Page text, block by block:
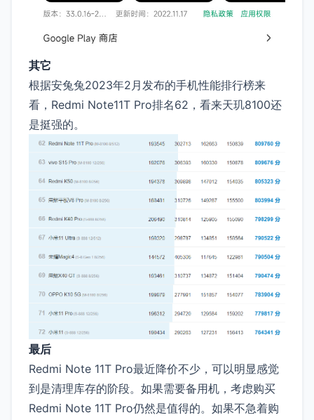
其它
根据安兔兔2023年2月发布的手机性能排行榜来
看，Redmi Note11T Pro排名62，看来天玑8100还
是挺强的。
最后
Redmi Note 11T Pro最近降价不少，可以明显感觉
到是清理库存的阶段。如果需要备用机，考虑购买
Redmi Note 11T Pro仍然是值得的。如果不急着购